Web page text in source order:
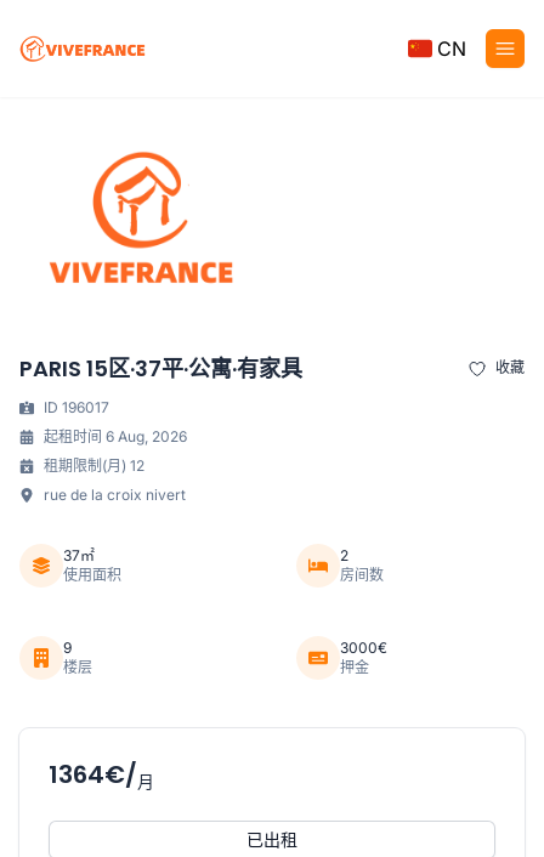
CN
PARIS 15区·37平·公寓·有家具 收藏
ID 196017
起租时间 6 Aug, 2026
租期限制(月) 12
rue de la croix nivert
37㎡
使用面积
2
房间数
9
楼层
3000€
押金
1364€/月
已出租